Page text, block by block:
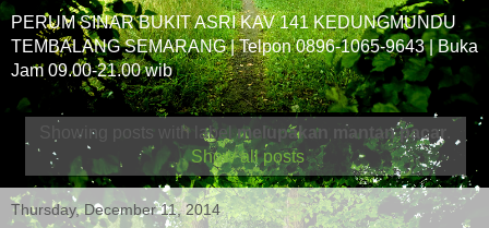
PERUM SINAR BUKIT ASRI KAV 141 KEDUNGMUNDU
TEMBALANG SEMARANG | Telpon 0896-1065-9643 | Buka
Jam 09.00-21.00 wib
Showing posts with labelmelupakan mantan pacar
Show all posts
Thursday, December 11, 2014